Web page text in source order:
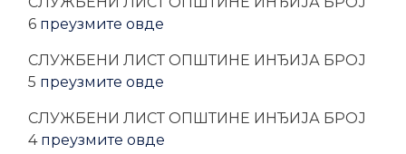
6 преузмите овде
CЛУЖБЕНИ ЛИСТ ОПШТИНЕ ИНЂИЈА БРОЈ
5 преузмите овде
CЛУЖБЕНИ ЛИСТ ОПШТИНЕ ИНЂИЈА БРОЈ
4 преузмите овде